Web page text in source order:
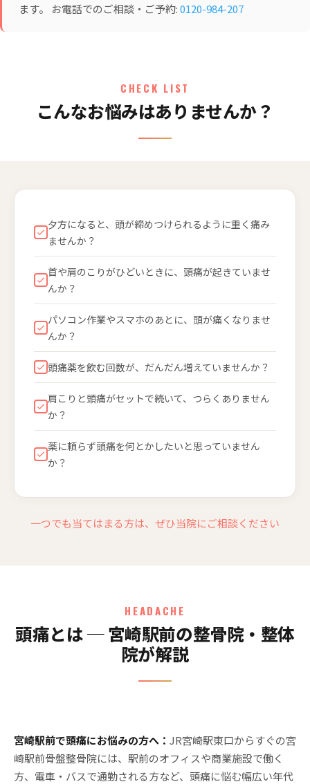
ます。 お電話でのご相談・ご予約:0120-984-207
CHECK LIST
こんなお悩みはありませんか？
夕方になると、頭が締めつけられるように重く痛み
ませんか？
首や肩のこりがひどいときに、頭痛が起きていませ
んか？
パソコン作業やスマホのあとに、頭が痛くなりませ
んか？
頭痛薬を飲む回数が、だんだん増えていませんか？
肩こりと頭痛がセットで続いて、つらくありません
か？
薬に頼らず頭痛を何とかしたいと思っていません
か？
一つでも当てはまる方は、ぜひ当院にご相談ください
HEADACHE
頭痛とは ─ 宮崎駅前の整骨院・整体
院が解説
宮崎駅前で頭痛にお悩みの方へ： JR宮崎駅東口からすぐの宮
崎駅前骨盤整骨院には、駅前のオフィスや商業施設で働く
方、電車・バスで通勤される方など、頭痛に悩む幅広い年代